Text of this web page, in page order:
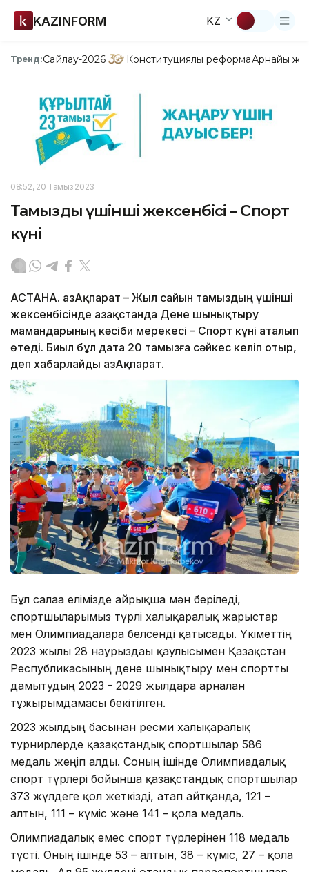
KAZINFORM KZ
Тренд:Сайлау-2026 Конституциялық реформаАрнайы
08:52, 20 Тамыз 2023
Тамыздың үшінші жексенбісі – Спорт
күні
АСТАНА. ҚазАқпарат – Жыл сайын тамыздың үшінші
жексенбісінде Қазақстанда Дене шынықтыру
мамандарының кәсіби мерекесі – Спорт күні аталып
өтеді. Биыл бұл дата 20 тамызға сәйкес келіп отыр,
деп хабарлайды ҚазАқпарат.
Бұл салаға елімізде айрықша мән беріледі,
спортшыларымыз түрлі халықаралық жарыстар
мен Олимпиадаларға белсенді қатысады. Үкіметтің
2023 жылғы 28 наурыздағы қаулысымен Қазақстан
Республикасының дене шынықтыру мен спортты
дамытудың 2023 - 2029 жылдарға арналған
тұжырымдамасы бекітілген.
2023 жылдың басынан ресми халықаралық
турнирлерде қазақстандық спортшылар 586
медаль жеңіп алды. Соның ішінде Олимпиадалық
спорт түрлері бойынша қазақстандық спортшылар
373 жүлдеге қол жеткізді, атап айтқанда, 121 –
алтын, 111 – күміс және 141 – қола медаль.
Олимпиадалық емес спорт түрлерінен 118 медаль
түсті. Оның ішінде 53 – алтын, 38 – күміс, 27 – қола